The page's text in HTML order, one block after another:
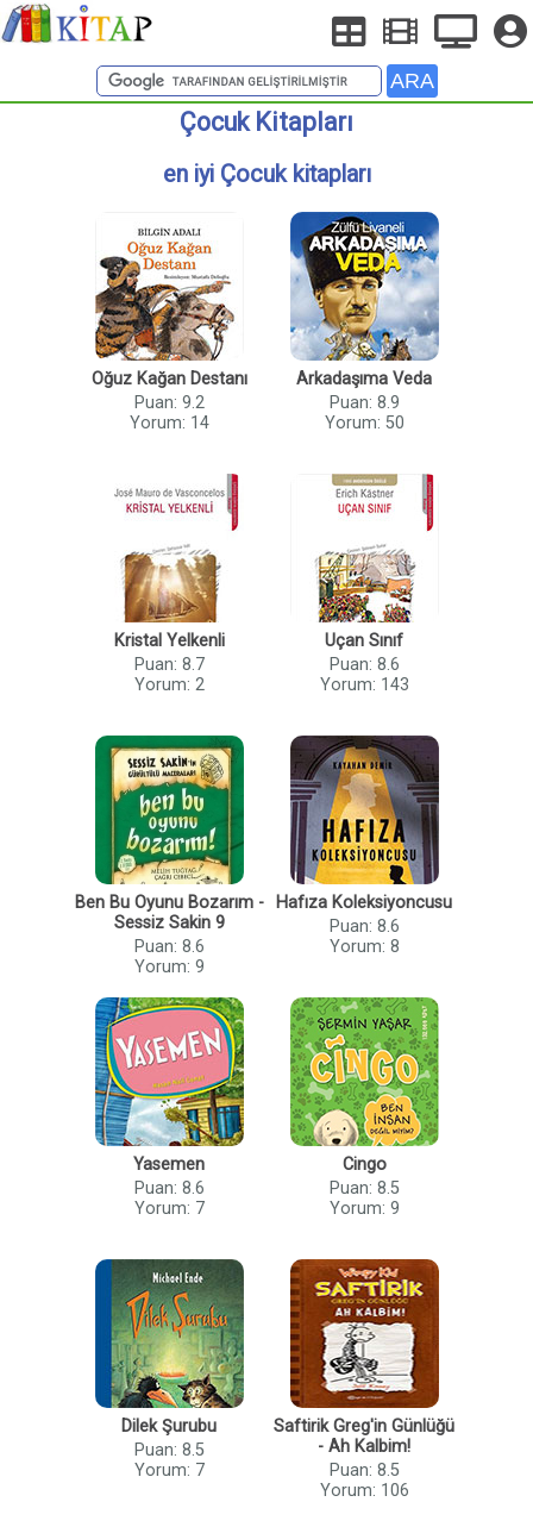
Çocuk Kitapları
en iyi Çocuk kitapları
Oğuz Kağan Destanı
Puan: 9.2
Yorum: 14
Arkadaşıma Veda
Puan: 8.9
Yorum: 50
Kristal Yelkenli
Puan: 8.7
Yorum: 2
Uçan Sınıf
Puan: 8.6
Yorum: 143
Ben Bu Oyunu Bozarım -
Sessiz Sakin 9
Puan: 8.6
Yorum: 9
Hafıza Koleksiyoncusu
Puan: 8.6
Yorum: 8
Yasemen
Puan: 8.6
Yorum: 7
Cingo
Puan: 8.5
Yorum: 9
Dilek Şurubu
Puan: 8.5
Yorum: 7
Saftirik Greg'in Günlüğü
- Ah Kalbim!
Puan: 8.5
Yorum: 106